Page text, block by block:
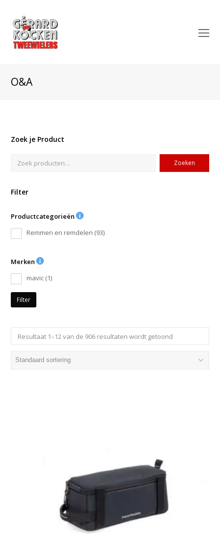
O&A
Zoek je Product
Zoeken
Filter
Productcategorieën
Remmen en remdelen (93)
Merken
mavic (1)
Filter
Resultaat 1–12 van de 906 resultaten wordt getoond